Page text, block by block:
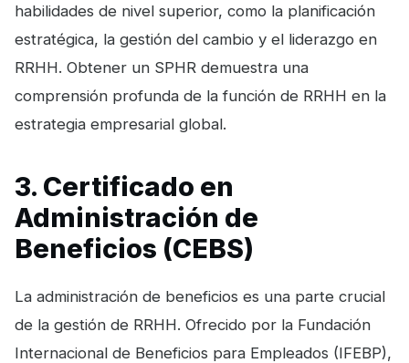
habilidades de nivel superior, como la planificación
estratégica, la gestión del cambio y el liderazgo en
RRHH. Obtener un SPHR demuestra una
comprensión profunda de la función de RRHH en la
estrategia empresarial global.
3. Certificado en
Administración de
Beneficios (CEBS)
La administración de beneficios es una parte crucial
de la gestión de RRHH. Ofrecido por la Fundación
Internacional de Beneficios para Empleados (IFEBP),